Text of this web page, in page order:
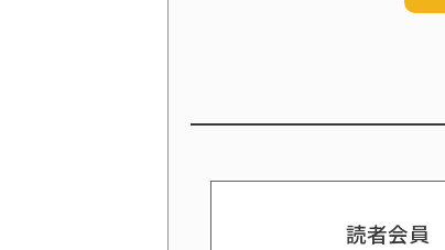
読者会員